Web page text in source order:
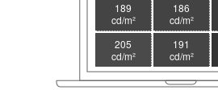
189
cd/m²
186
cd/m²
205
cd/m²
191
cd/m²